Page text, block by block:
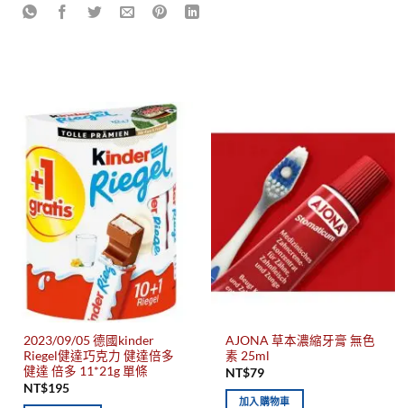
2023/09/05 德國kinder
Riegel健達巧克力 健達倍多
健達 倍多 11*21g 單條
NT$195
AJONA 草本濃縮牙膏 無色
素 25ml
NT$79
加入購物車